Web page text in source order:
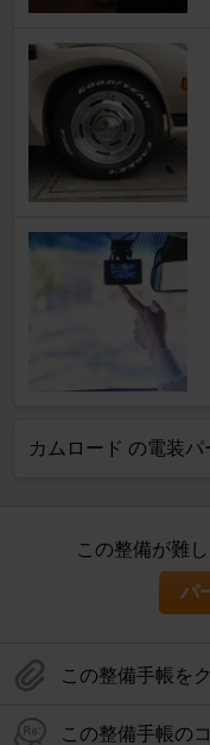
カムロード の電装
この整備が難
パ
この整備手帳を
この整備手帳の